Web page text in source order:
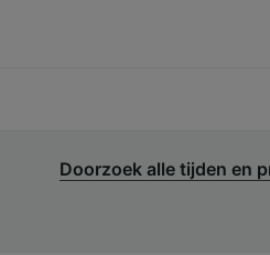
Doorzoek alle tijden en